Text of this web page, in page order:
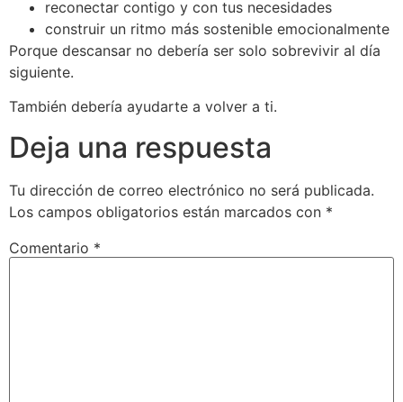
reconectar contigo y con tus necesidades
construir un ritmo más sostenible emocionalmente
Porque descansar no debería ser solo sobrevivir al día
siguiente.
También debería ayudarte a volver a ti.
Deja una respuesta
Tu dirección de correo electrónico no será publicada.
Los campos obligatorios están marcados con *
Comentario *